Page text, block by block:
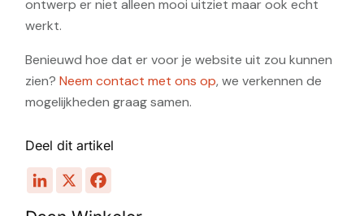
ontwerp er niet alleen mooi uitziet maar ook echt
werkt.
Benieuwd hoe dat er voor je website uit zou kunnen
zien? Neem contact met ons op, we verkennen de
mogelijkheden graag samen.
Deel dit artikel